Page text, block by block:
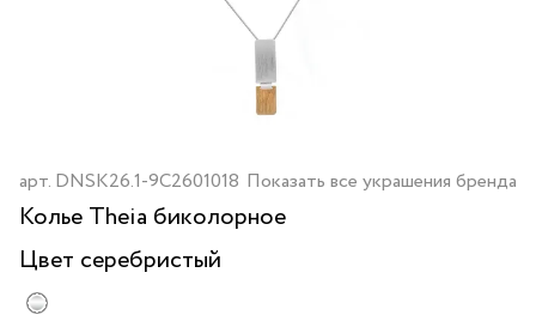
арт. DNSK26.1-9C2601018 Показать все украшения бренда
Колье Theia биколорное
Цвет серебристый